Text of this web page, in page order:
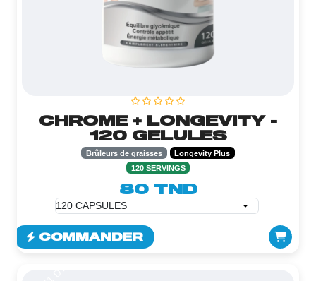
CHROME + LONGEVITY -
120 GELULES
Brûleurs de graisses
Longevity Plus
120 SERVINGS
80 TND
COMMANDER